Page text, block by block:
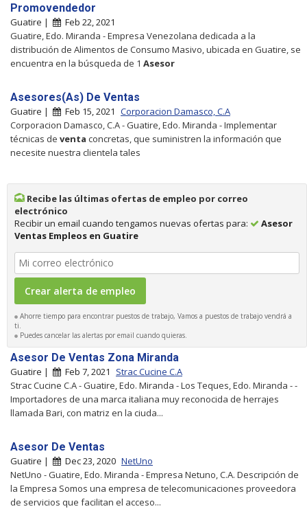
Promovendedor
Guatire |
Feb 22, 2021
Guatire, Edo. Miranda - Empresa Venezolana dedicada a la
distribución de Alimentos de Consumo Masivo, ubicada en Guatire, se
encuentra en la búsqueda de 1 Asesor
Asesores(As) De Ventas
Guatire | Feb 15, 2021 Corporacion Damasco, C.A
Corporacion Damasco, C.A - Guatire, Edo. Miranda - Implementar
técnicas de venta concretas, que suministren la información que
necesite nuestra clientela tales
Recibe las últimas ofertas de empleo por correo
electrónico
Recibir un email cuando tengamos nuevas ofertas para:
Asesor
Ventas Empleos en Guatire
Ahorre tiempo para encontrar puestos de trabajo, Vamos a puestos de trabajo vendrá a
ti.
Puedes cancelar las alertas por email cuando quieras.
Asesor De Ventas Zona Miranda
Guatire | Feb 7, 2021
Strac Cucine C.A
Strac Cucine C.A - Guatire, Edo. Miranda - Los Teques, Edo. Miranda - -
Importadores de una marca italiana muy reconocida de herrajes
llamada Bari, con matriz en la ciuda...
Asesor De Ventas
Guatire | Dec 23, 2020 NetUno
NetUno - Guatire, Edo. Miranda - Empresa Netuno, C.A. Descripción de
la Empresa Somos una empresa de telecomunicaciones proveedora
de servicios que facilitan el acceso...